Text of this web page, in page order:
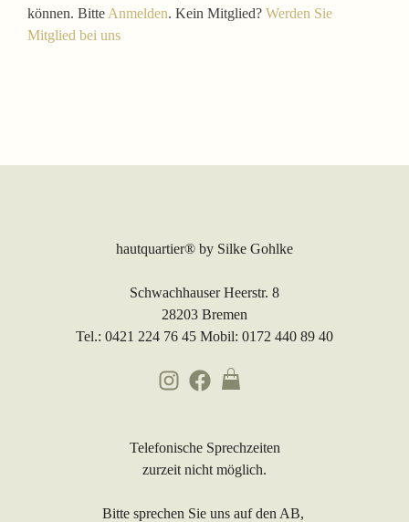
können. Bitte Anmelden. Kein Mitglied? Werden Sie
Mitglied bei uns
hautquartier® by Silke Gohlke
Schwachhauser Heerstr. 8
28203 Bremen
Tel.: 0421 224 76 45 Mobil: 0172 440 89 40
Telefonische Sprechzeiten
zurzeit nicht möglich.
Bitte sprechen Sie uns auf den AB,